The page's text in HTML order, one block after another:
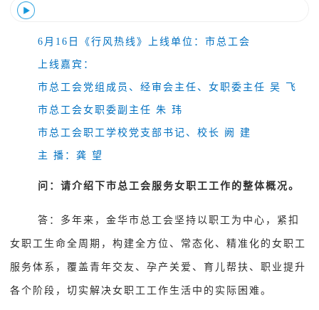
6月16日《行风热线》上线单位：市总工会
上线嘉宾：
市总工会党组成员、经审会主任、女职委主任 吴 飞
市总工会女职委副主任 朱 玮
市总工会职工学校党支部书记、校长 阙 建
主 播：龚 望
问：请介绍下市总工会服务女职工工作的整体概况。
答：多年来，金华市总工会坚持以职工为中心，紧扣
女职工生命全周期，构建全方位、常态化、精准化的女职工
服务体系，覆盖青年交友、孕产关爱、育儿帮扶、职业提升
各个阶段，切实解决女职工工作生活中的实际困难。